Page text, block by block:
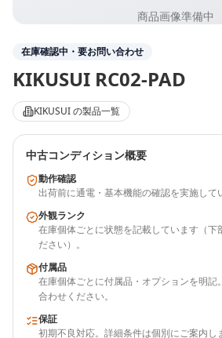
商品画像準備中
在庫確認中・要お問い合わせ
KIKUSUI RC02-PAD
KIKUSUIの製品一覧
中古コンディション概要
動作確認
出荷前に通電・基本機能の確認を実施して
外観ランク
在庫個体ごとに状態を記載しています（下
ださい）。
付属品
在庫個体ごとに付属品・オプションを明記
合わせください。
保証
初期不良対応。詳細条件は個別にご案内し